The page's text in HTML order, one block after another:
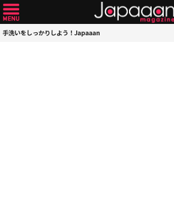
手洗いをしっかりしよう！Japaaan